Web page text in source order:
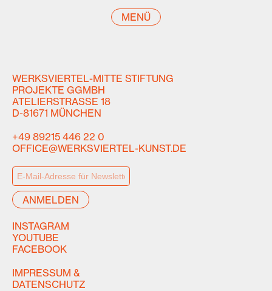
MENÜ
WERKSVIERTEL-MITTE STIFTUNG
PROJEKTE GGMBH
ATELIERSTRASSE 18
D-81671 MÜNCHEN
+49 89215 446 22 0
OFFICE@WERKSVIERTEL-KUNST.DE
INSTAGRAM
YOUTUBE
FACEBOOK
IMPRESSUM &
DATENSCHUTZ